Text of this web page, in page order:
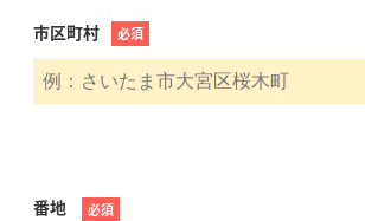
市区町村 必須
番地 必須